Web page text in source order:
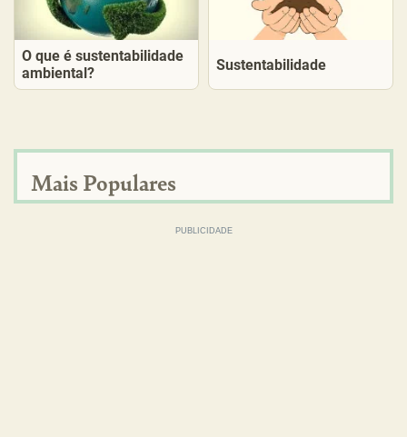
O que é sustentabilidade
ambiental?
Sustentabilidade
Mais Populares